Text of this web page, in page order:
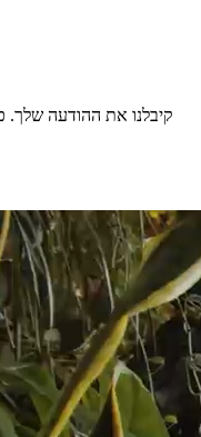
קיבלנו את ההודעה שלך.